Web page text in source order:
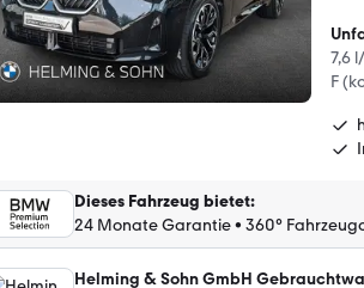
7,6
F
Dieses Fahrzeug bietet:
24 Monate Garantie• 360°